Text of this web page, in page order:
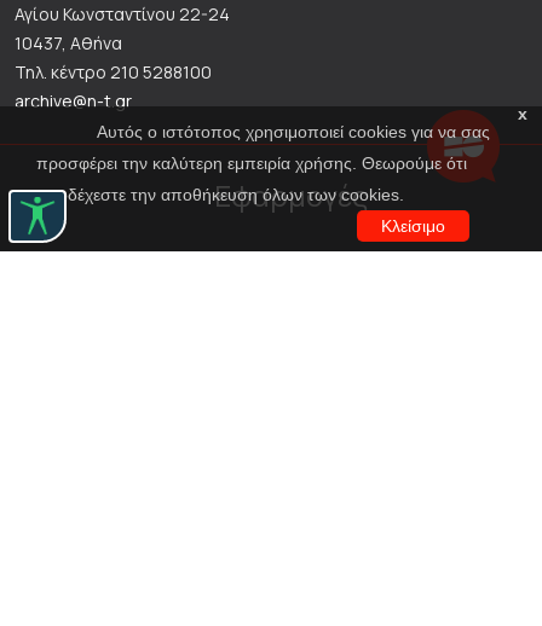
x
Αυτός ο ιστότοπος χρησιμοποιεί cookies για να σας
προσφέρει την καλύτερη εμπειρία χρήσης. Θεωρούμε ότι
αποδέχεστε την αποθήκευση όλων των cookies.
Κλείσιμο
Αγίου Κωνσταντίνου 22-24
10437, Αθήνα
Τηλ. κέντρο 210 5288100
archive@n-t.gr
Εφαρμογές